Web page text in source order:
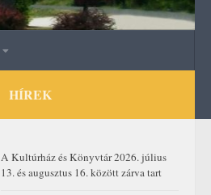
HÍREK
A Kultúrház és Könyvtár 2026. július
13. és augusztus 16. között zárva tart